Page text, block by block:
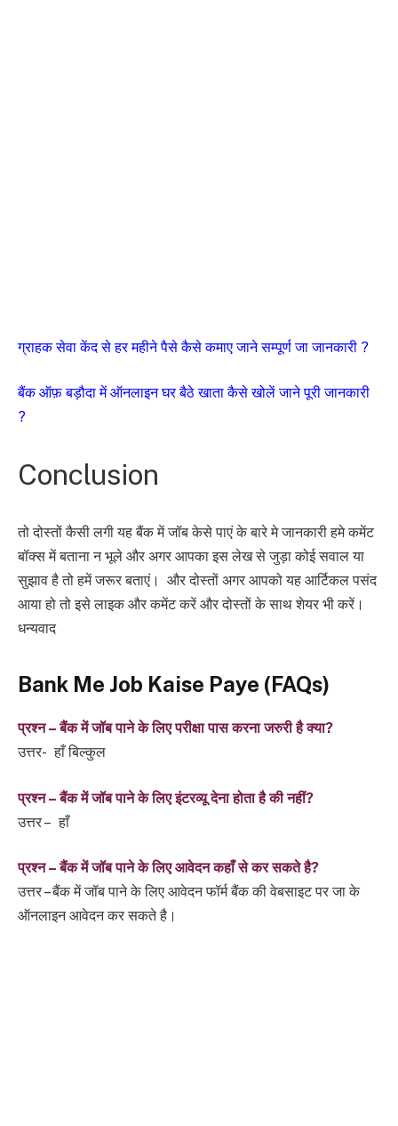
ग्राहक सेवा केंद से हर महीने पैसे कैसे कमाए जाने सम्पूर्ण जा जानकारी ?
बैंक ऑफ़ बड़ौदा में ऑनलाइन घर बैठे खाता कैसे खोलें जाने पूरी जानकारी
?
Conclusion
तो दोस्तों कैसी लगी यह बैंक में जॉब केसे पाएं के बारे मे जानकारी हमे कमेंट
बॉक्स में बताना न भूले और अगर आपका इस लेख से जुड़ा कोई सवाल या
सुझाव है तो हमें जरूर बताएं। और दोस्तों अगर आपको यह आर्टिकल पसंद
आया हो तो इसे लाइक और कमेंट करें और दोस्तों के साथ शेयर भी करें।
धन्यवाद
Bank Me Job Kaise Paye (FAQs)
प्रश्न – बैंक में जॉब पाने के लिए परीक्षा पास करना जरुरी है क्या?
उत्तर- हाँ बिल्कुल
प्रश्न – बैंक में जॉब पाने के लिए इंटरव्यू देना होता है की नहीं?
उत्तर – हाँ
प्रश्न – बैंक में जॉब पाने के लिए आवेदन कहाँ से कर सकते है?
उत्तर – बैंक में जॉब पाने के लिए आवेदन फॉर्म बैंक की वेबसाइट पर जा के
ऑनलाइन आवेदन कर सकते है।